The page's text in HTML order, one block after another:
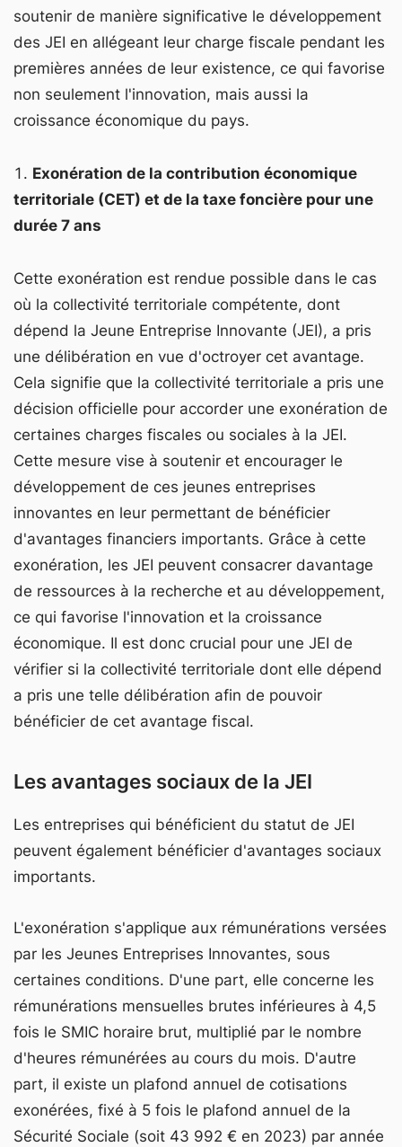
soutenir de manière significative le développement
des JEI en allégeant leur charge fiscale pendant les
premières années de leur existence, ce qui favorise
non seulement l'innovation, mais aussi la
croissance économique du pays.
Exonération de la contribution économique
territoriale (CET) et de la taxe foncière pour une
durée 7 ans
Cette exonération est rendue possible dans le cas
où la collectivité territoriale compétente, dont
dépend la Jeune Entreprise Innovante (JEI), a pris
une délibération en vue d'octroyer cet avantage.
Cela signifie que la collectivité territoriale a pris une
décision officielle pour accorder une exonération de
certaines charges fiscales ou sociales à la JEI.
Cette mesure vise à soutenir et encourager le
développement de ces jeunes entreprises
innovantes en leur permettant de bénéficier
d'avantages financiers importants. Grâce à cette
exonération, les JEI peuvent consacrer davantage
de ressources à la recherche et au développement,
ce qui favorise l'innovation et la croissance
économique. Il est donc crucial pour une JEI de
vérifier si la collectivité territoriale dont elle dépend
a pris une telle délibération afin de pouvoir
bénéficier de cet avantage fiscal.
Les avantages sociaux de la JEI
Les entreprises qui bénéficient du statut de JEI
peuvent également bénéficier d'avantages sociaux
importants.
L'exonération s'applique aux rémunérations versées
par les Jeunes Entreprises Innovantes, sous
certaines conditions. D'une part, elle concerne les
rémunérations mensuelles brutes inférieures à 4,5
fois le SMIC horaire brut, multiplié par le nombre
d'heures rémunérées au cours du mois. D'autre
part, il existe un plafond annuel de cotisations
exonérées, fixé à 5 fois le plafond annuel de la
Sécurité Sociale (soit 43 992 € en 2023) par année